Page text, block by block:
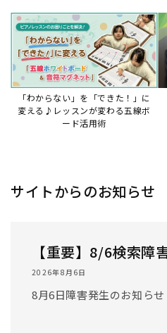
2026年8月6日
8月6日障害発生のお知らせ